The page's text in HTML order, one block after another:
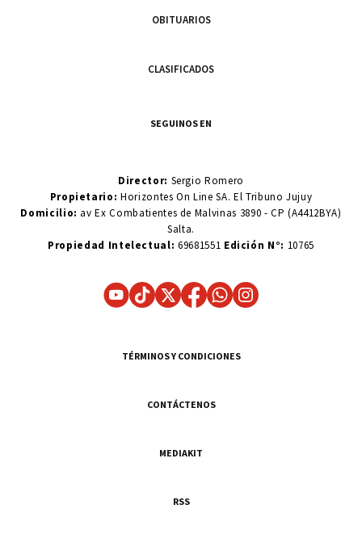
OBITUARIOS
CLASIFICADOS
SEGUINOS EN
Director: Sergio Romero
Propietario:Horizontes On Line SA. El Tribuno Jujuy
Domicilio: av Ex Combatientes de Malvinas 3890 - CP (A4412BYA)
Salta.
Propiedad Intelectual: 69681551 Edición N°: 10765
TÉRMINOS Y CONDICIONES
CONTÁCTENOS
MEDIAKIT
RSS